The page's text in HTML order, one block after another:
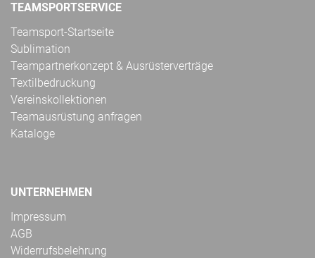
TEAMSPORTSERVICE
Teamsport-Startseite
Sublimation
Teampartnerkonzept & Ausrüsterverträge
Textilbedruckung
Vereinskollektionen
Teamausrüstung anfragen
Kataloge
UNTERNEHMEN
Impressum
AGB
Widerrufsbelehrung